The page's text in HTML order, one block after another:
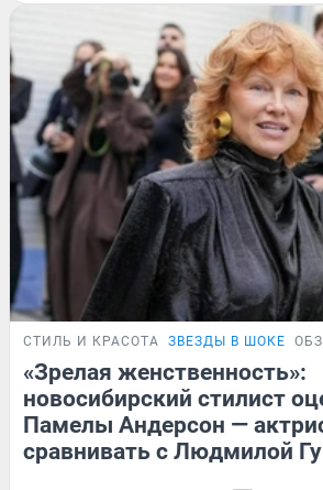
СТИЛЬ И КРАСОТА ЗВЕЗДЫ В ШОКЕ
«Зрелая женственность»:
новосибирский стилист
Памелы Андерсон —
сравнивать с Людмилой